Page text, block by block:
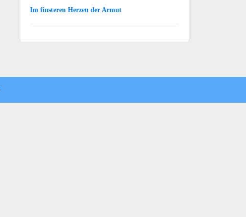
Im finsteren Herzen der Armut